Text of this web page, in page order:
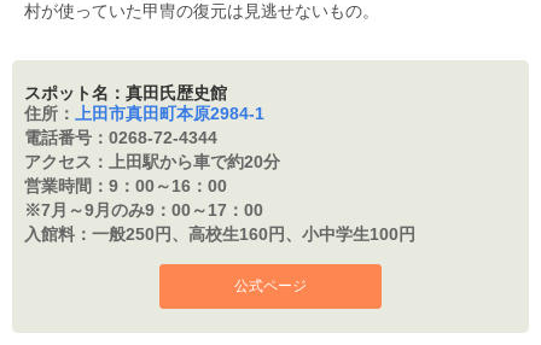
村が使っていた甲冑の復元は見逃せないもの。
スポット名：真田氏歴史館
住所：
上田市真田町本原2984-1
電話番号： 0268-72-4344
アクセス：
上田駅から車で約20分
営業時間： 9：00～16：00
※7月～9月のみ9： 00～17：00
入館料： 一般250円、高校生160円、小中学生100円
公式ページ